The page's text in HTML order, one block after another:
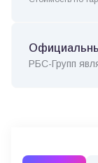
РБС-Групп